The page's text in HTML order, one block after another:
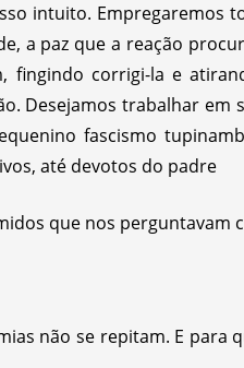
intuito. Empregaremos
a paz que a reação
fingindo corrigi-la e
Desejamos trabalhar em
fascismo
até devotos do padre
que nos perguntavam
não se repitam. E para